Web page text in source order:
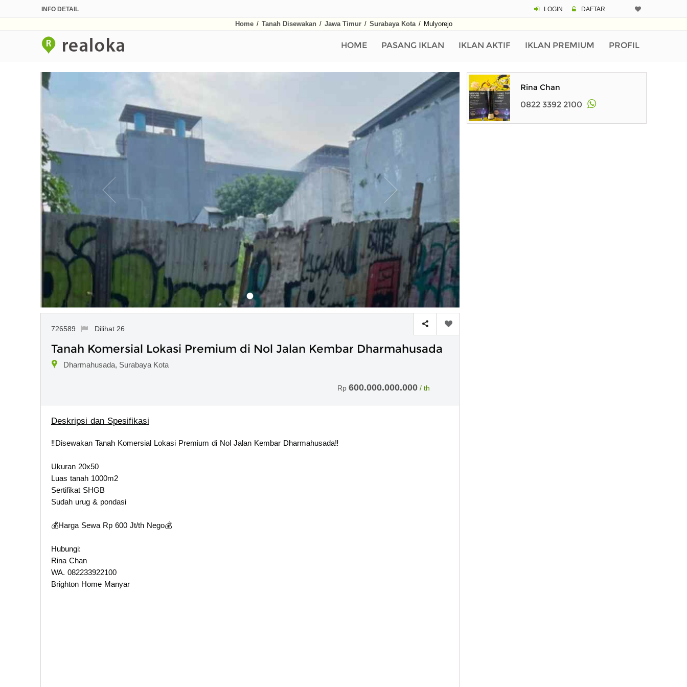
INFO DETAIL LOGIN DAFTAR
Home / Tanah Disewakan / Jawa Timur / Surabaya Kota / Mulyorejo
HOME PASANG IKLAN IKLAN AKTIF IKLAN PREMIUM PROFIL
726589 Dilihat 26
Tanah Komersial Lokasi Premium di Nol Jalan Kembar Dharmahusada
Dharmahusada, Surabaya Kota
Rp 600.000.000.000 / th
Deskripsi dan Spesifikasi
‼️Disewakan Tanah Komersial Lokasi Premium di Nol Jalan Kembar Dharmahusada‼️
Ukuran 20x50
Luas tanah 1000m2
Sertifikat SHGB
Sudah urug & pondasi
💰Harga Sewa Rp 600 Jt/th Nego💰
Hubungi:
Rina Chan
WA. 082233922100
Brighton Home Manyar
Rina Chan
0822 3392 2100